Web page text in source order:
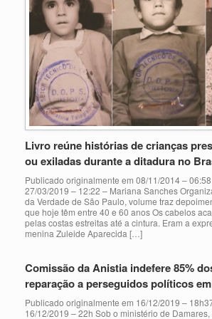
Livro reúne histórias de crianças
ou exiladas durante a ditadura no
Publicado originalmente em 08/11/2014 –
27/03/2019 – 12:22 – Mariana Sanches
da Verdade de São Paulo, volume traz
que hoje têm entre 40 e 60 anos Os cabelos
pelas costas estreitas até a cintura. Eram a
menina Zuleide Aparecida […]
Comissão da Anistia indefere 85%
reparação a perseguidos políticos
Publicado originalmente em 16/12/2019 –
16/12/2019 – 22h Sob o ministério de